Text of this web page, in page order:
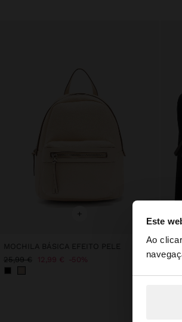
Este
Ao
+
MOCHILA BÁSICA EFEITO PELE
25,99 € 12,99 € 50%